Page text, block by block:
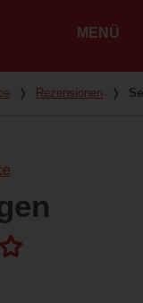
MENÜ
❭ Rezensionen ❭